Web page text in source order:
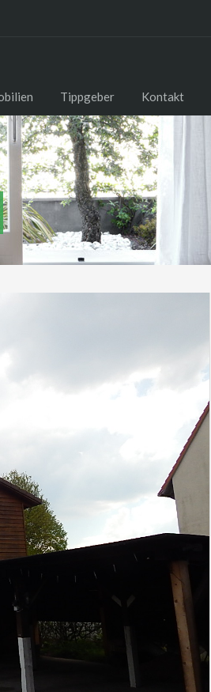
Tippgeber Kontakt